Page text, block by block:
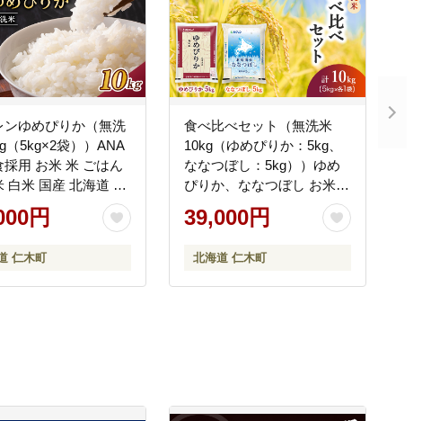
ンゆめぴりか（無洗
（5kg×2袋））ANA
採用 お米 米 ごはん
白米 国産 北海道 こ
[JA新おたる]
円
仁木町
食べ比べセット（無洗米
10kg（ゆめぴりか：5kg、
ななつぼし：5kg））ゆめ
ぴりか、ななつぼし お米
米 ごはん 無洗米 白米 国産
北海道 こめ コメ 食べ比べ
39,000円
北海道 仁木町